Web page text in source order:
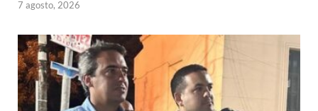
7 agosto, 2026